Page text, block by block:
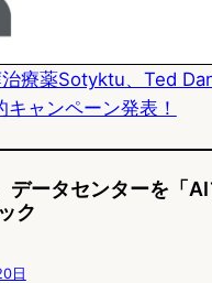
o
n
y
o
k
療薬Sotyktu、Ted
ャンペーン発表！
データセンターを「
ク
日